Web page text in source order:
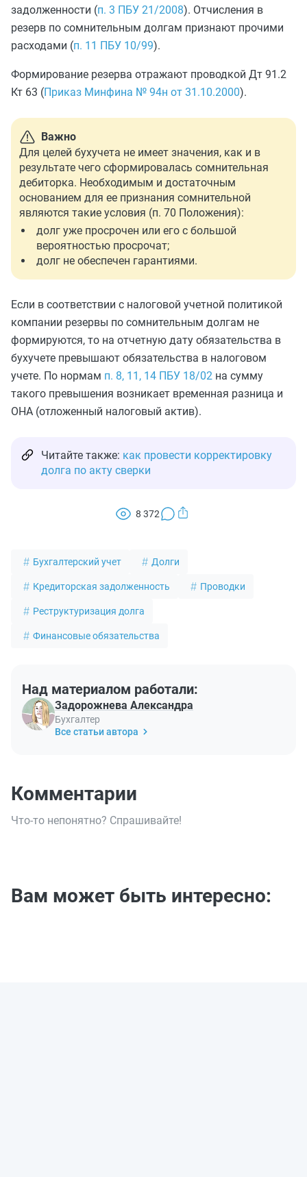
задолженности (п. 3 ПБУ 21/2008). Отчисления в
резерв по сомнительным долгам признают прочими
расходами (п. 11 ПБУ 10/99).
Формирование резерва отражают проводкой Дт 91.2
Кт 63 (Приказ Минфина № 94н от 31.10.2000).
Важно
Для целей бухучета не имеет значения, как и в
результате чего сформировалась сомнительная
дебиторка. Необходимым и достаточным
основанием для ее признания сомнительной
являются такие условия (п. 70 Положения):
долг уже просрочен или его с большой
вероятностью просрочат;
долг не обеспечен гарантиями.
Если в соответствии с налоговой учетной политикой
компании резервы по сомнительным долгам не
формируются, то на отчетную дату обязательства в
бухучете превышают обязательства в налоговом
учете. По нормам п. 8, 11, 14 ПБУ 18/02 на сумму
такого превышения возникает временная разница и
ОНА (отложенный налоговый актив).
Читайте также: как провести корректировку
долга по акту сверки
8 372
Бухгалтерский учет Долги
Кредиторская задолженность Проводки
Реструктуризация долга
Финансовые обязательства
Над материалом работали:
Задорожнева Александра
Бухгалтер
Все статьи автора
Комментарии
Что-то непонятно? Спрашивайте!
Вам может быть интересно: